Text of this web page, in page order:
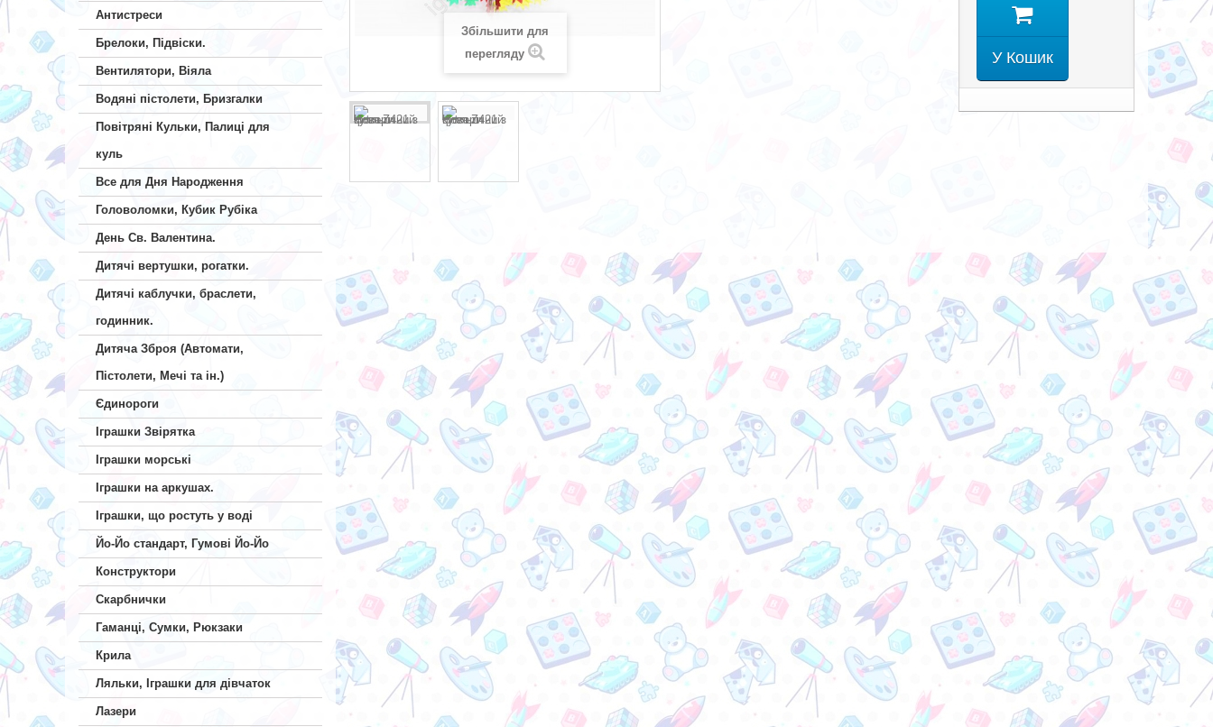
Антистреси
Брелоки, Підвіски.
Вентилятори, Віяла
Водяні пістолети, Бризгалки
Повітряні Кульки, Палиці для
куль
Все для Дня Народження
Головоломки, Кубик Рубіка
День Св. Валентина.
Дитячі вертушки, рогатки.
Дитячі каблучки, браслети,
годинник.
Дитяча Зброя (Автомати,
Пістолети, Мечі та ін.)
Єдинороги
Іграшки Звірятка
Іграшки морські
Іграшки на аркушах.
Іграшки, що ростуть у воді
Йо-Йо стандарт, Гумові Йо-Йо
Конструктори
Скарбнички
Гаманці, Сумки, Рюкзаки
Крила
Ляльки, Іграшки для дівчаток
Лазери
Збільшити для
перегляду
У Кошик